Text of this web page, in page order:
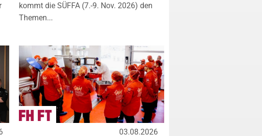
kommt die SÜFFA (7.-9. Nov. 2026) den
Themen...
03.08.2026